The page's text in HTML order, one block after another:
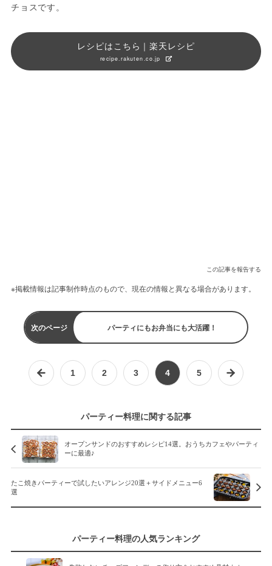
チョスです。
レシピはこちら｜楽天レシピ
recipe.rakuten.co.jp
この記事を報告する
※掲載情報は記事制作時点のもので、現在の情報と異なる場合があります。
次のページ パーティにもお弁当にも大活躍！
1 2 3 4 5
パーティー料理に関する記事
オープンサンドのおすすめレシピ14選。おうちカフェやパーティ
ーに最適♪
たこ焼きパーティーで試したいアレンジ20選＋サイドメニュー6
選
パーティー料理の人気ランキング